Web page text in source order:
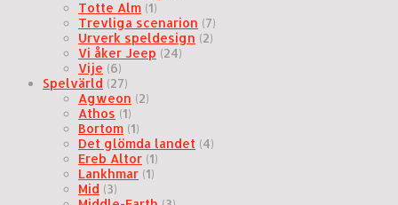
Totte Alm (1)
Trevliga scenarion (7)
Urverk speldesign (2)
Vi åker Jeep (24)
Vije (6)
Spelvärld (27)
Agweon (2)
Athos (1)
Bortom (1)
Det glömda landet (4)
Ereb Altor (1)
Lankhmar (1)
Mid (3)